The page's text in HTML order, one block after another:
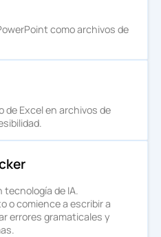
como archivos de
de Excel en archivos de
de IA.
o comience a escribir a
errores gramaticales y